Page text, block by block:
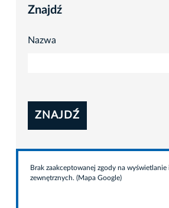
Znajdź
Nazwa
ZNAJDŹ
Brak zaakceptowanej zgody na
zewnętrznych. (Mapa Google)